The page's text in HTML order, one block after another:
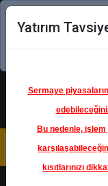
Yatırım
Sermaye
Bu nedenle,
kısıtlarınızı